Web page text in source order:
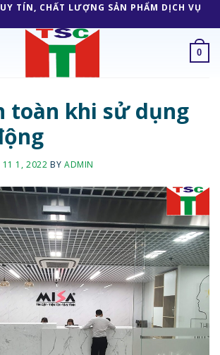
TÍN, CHẤT LƯỢNG SẢN PHẨM DỊCH VỤ
0
toàn khi sử dụng
11 1, 2022 BYADMIN